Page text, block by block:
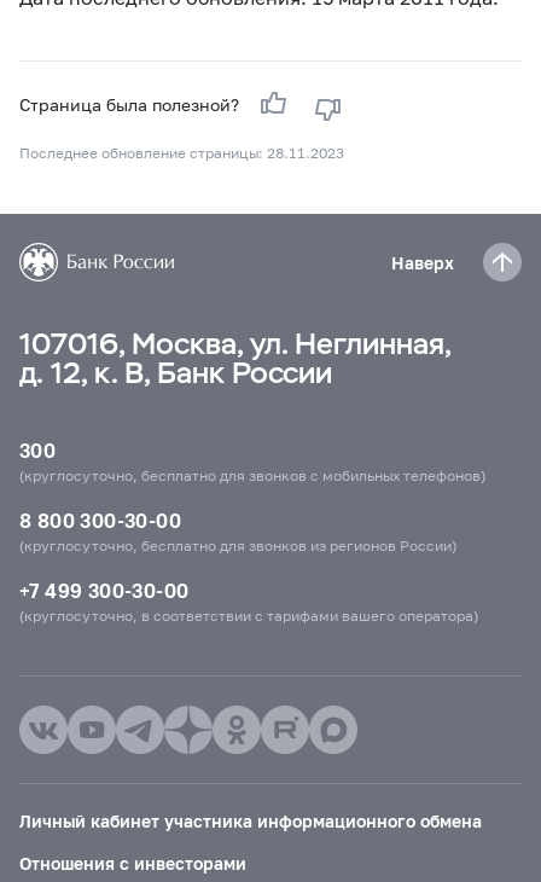
Страница была полезной?
Последнее обновление страницы: 28.11.2023
Наверх
107016, Москва, ул. Неглинная,
д. 12, к. В, Банк России
300
(круглосуточно, бесплатно для звонков с мобильных телефонов)
8 800 300-30-00
(круглосуточно, бесплатно для звонков из регионов России)
+7 499 300-30-00
(круглосуточно, в соответствии с тарифами вашего оператора)
Личный кабинет участника информационного обмена
Отношения с инвесторами